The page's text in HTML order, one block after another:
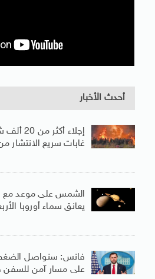
أحدث الأخبار
إجلاء
غابات سريع الانتشار
الشمس على موعد مع
يعانق سماء أوروبا
فانس: سنواصل
على مسار آمن للسفن